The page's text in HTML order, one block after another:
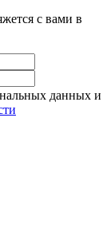
с вами в
данных и